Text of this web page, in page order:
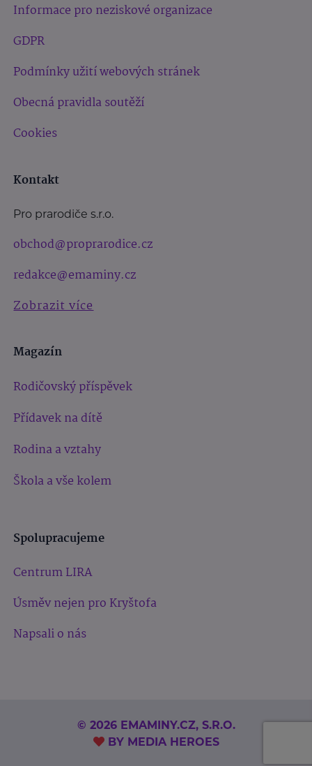
Informace pro neziskové organizace
GDPR
Podmínky užití webových stránek
Obecná pravidla soutěží
Cookies
Kontakt
Pro prarodiče s.r.o.
obchod@proprarodice.cz
redakce@emaminy.cz
Zobrazit více
Magazín
Rodičovský příspěvek
Přídavek na dítě
Rodina a vztahy
Škola a vše kolem
Spolupracujeme
Centrum LIRA
Úsměv nejen pro Kryštofa
Napsali o nás
© 2026 EMAMINY.CZ, S.R.O.
BY MEDIA HEROES